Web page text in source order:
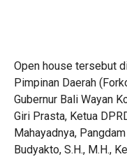
Open house tersebut
Pimpinan Daerah
Gubernur Bali Wayan
Giri Prasta, Ketua
Mahayadnya,
Budyakto, S.H., M.H.,